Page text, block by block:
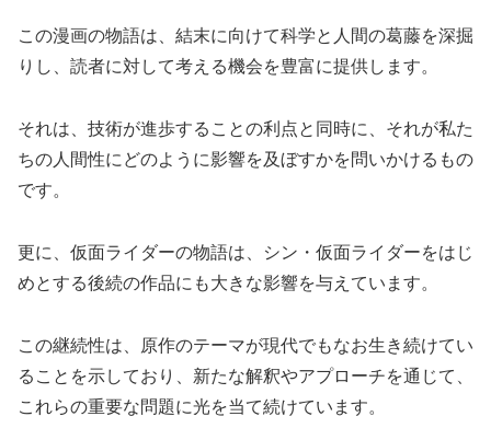
この漫画の物語は、結末に向けて科学と人間の葛藤を深掘
りし、読者に対して考える機会を豊富に提供します。
それは、技術が進歩することの利点と同時に、それが私た
ちの人間性にどのように影響を及ぼすかを問いかけるもの
です。
更に、仮面ライダーの物語は、シン・仮面ライダーをはじ
めとする後続の作品にも大きな影響を与えています。
この継続性は、原作のテーマが現代でもなお生き続けてい
ることを示しており、新たな解釈やアプローチを通じて、
これらの重要な問題に光を当て続けています。